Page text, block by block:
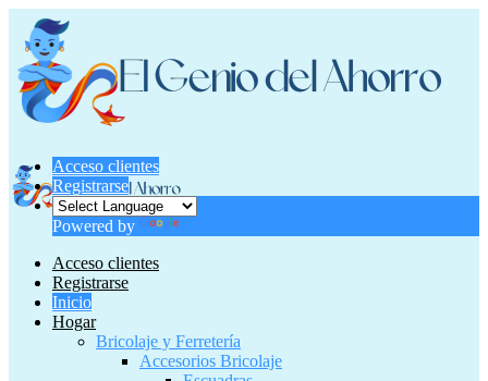
Acceso clientes
Registrarse
Powered by
Acceso clientes
Registrarse
Inicio
Hogar
Bricolaje y Ferretería
Accesorios Bricolaje